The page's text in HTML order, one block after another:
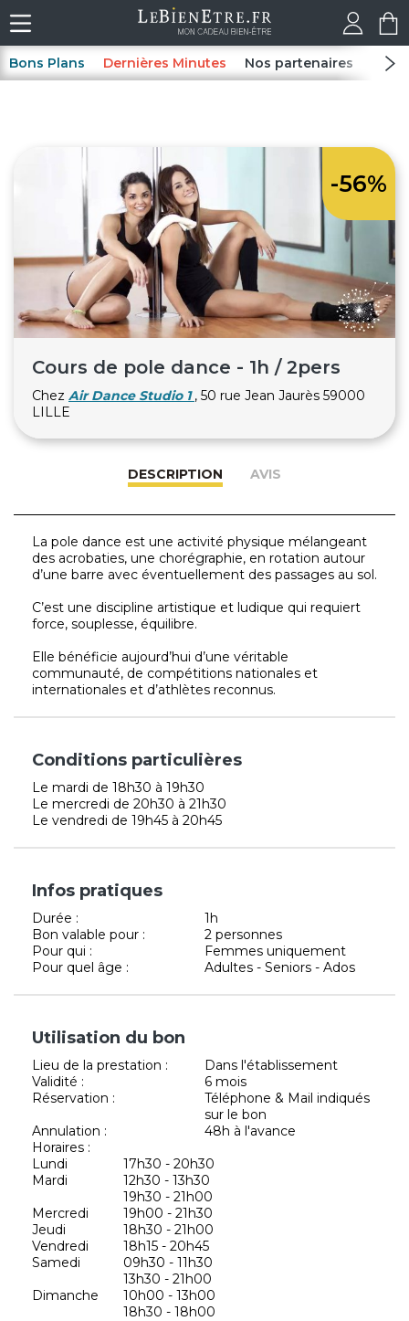
Bons Plans Dernières Minutes Nos partenaires Spas
-56%
Cours de pole dance - 1h / 2pers
Chez Air Dance Studio 1 , 50 rue Jean Jaurès 59000
LILLE
DESCRIPTION AVIS
La pole dance est une activité physique mélangeant
des acrobaties, une chorégraphie, en rotation autour
d’une barre avec éventuellement des passages au sol.
C’est une discipline artistique et ludique qui requiert
force, souplesse, équilibre.
Elle bénéficie aujourd’hui d’une véritable
communauté, de compétitions nationales et
internationales et d’athlètes reconnus.
Conditions particulières
Le mardi de 18h30 à 19h30
Le mercredi de 20h30 à 21h30
Le vendredi de 19h45 à 20h45
Infos pratiques
Durée :
1h
Bon valable pour :
2 personnes
Pour qui :
Femmes uniquement
Pour quel âge :
Adultes - Seniors - Ados
Utilisation du bon
Lieu de la prestation :
Dans l'établissement
Validité :
6 mois
Réservation :
Téléphone & Mail indiqués
sur le bon
Annulation :
48h à l'avance
Horaires :
Lundi
17h30 - 20h30
Mardi
12h30 - 13h30
19h30 - 21h00
Mercredi
19h00 - 21h30
Jeudi
18h30 - 21h00
Vendredi
18h15 - 20h45
Samedi
09h30 - 11h30
13h30 - 21h00
Dimanche
10h00 - 13h00
18h30 - 18h00